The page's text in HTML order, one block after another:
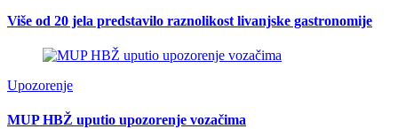
Više od 20 jela predstavilo raznolikost livanjske gastronomije
Upozorenje
MUP HBŽ uputio upozorenje vozačima